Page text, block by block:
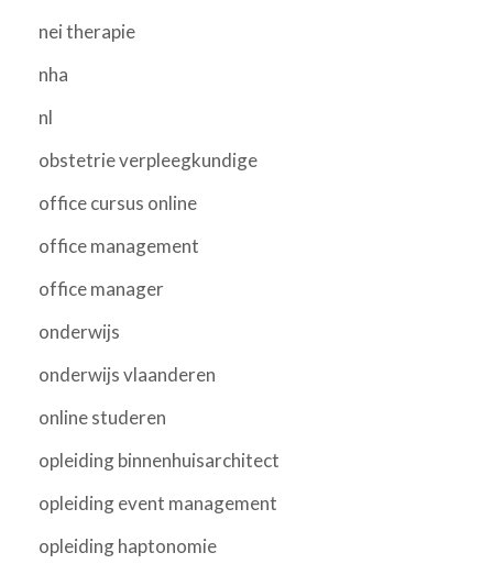
nei therapie
nha
nl
obstetrie verpleegkundige
office cursus online
office management
office manager
onderwijs
onderwijs vlaanderen
online studeren
opleiding binnenhuisarchitect
opleiding event management
opleiding haptonomie